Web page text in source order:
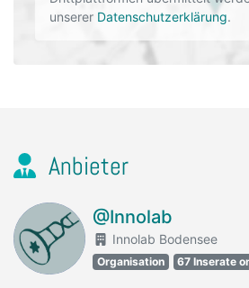
unserer Datenschutzerklärung.
Anbieter
@Innolab
Innolab Bodensee
Organisation 67 Inserate